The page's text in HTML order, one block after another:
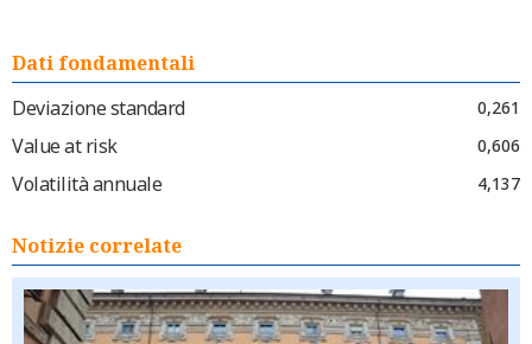
Dati fondamentali
Deviazione standard
0,261
Value at risk 0,606
Volatilità annuale 4,137
Notizie correlate